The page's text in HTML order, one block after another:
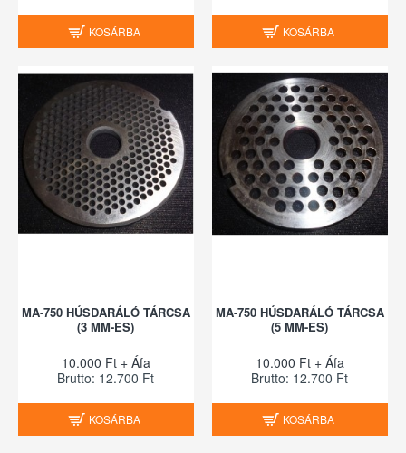
KOSÁRBA KOSÁRBA
MA-750 HÚSDARÁLÓ TÁRCSA
(3 MM-ES)
10.000 Ft + Áfa
Brutto: 12.700 Ft
KOSÁRBA
MA-750 HÚSDARÁLÓ TÁRCSA
(5 MM-ES)
10.000 Ft + Áfa
Brutto: 12.700 Ft
KOSÁRBA